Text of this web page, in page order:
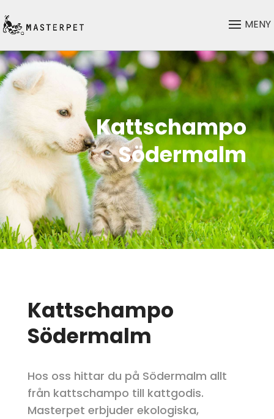
Kattschampo
Södermalm
Kattschampo
Södermalm
Hos oss hittar du på Södermalm allt
från kattschampo till kattgodis.
Masterpet erbjuder ekologiska,